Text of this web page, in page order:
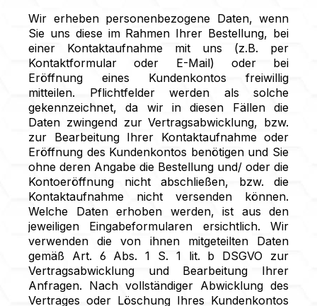
Wir erheben personenbezogene Daten, wenn
Sie uns diese im Rahmen Ihrer Bestellung, bei
einer Kontaktaufnahme mit uns (z.B. per
Kontaktformular oder E-Mail) oder bei
Eröffnung eines Kundenkontos freiwillig
mitteilen. Pflichtfelder werden als solche
gekennzeichnet, da wir in diesen Fällen die
Daten zwingend zur Vertragsabwicklung, bzw.
zur Bearbeitung Ihrer Kontaktaufnahme oder
Eröffnung des Kundenkontos benötigen und Sie
ohne deren Angabe die Bestellung und/ oder die
Kontoeröffnung nicht abschließen, bzw. die
Kontaktaufnahme nicht versenden können.
Welche Daten erhoben werden, ist aus den
jeweiligen Eingabeformularen ersichtlich. Wir
verwenden die von ihnen mitgeteilten Daten
gemäß Art. 6 Abs. 1 S. 1 lit. b DSGVO zur
Vertragsabwicklung und Bearbeitung Ihrer
Anfragen. Nach vollständiger Abwicklung des
Vertrages oder Löschung Ihres Kundenkontos